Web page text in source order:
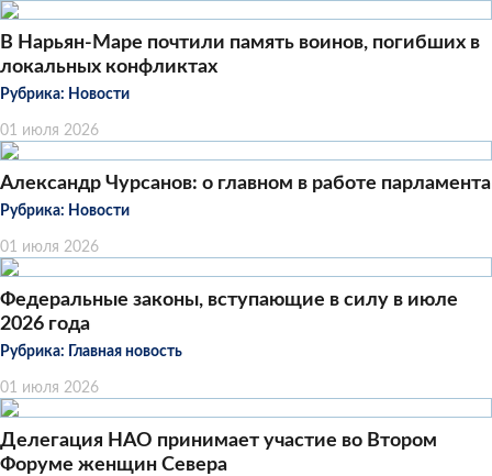
В Нарьян-Маре почтили память воинов, погибших в
локальных конфликтах
Рубрика: Новости
01 июля 2026
Александр Чурсанов: о главном в работе парламента
Рубрика: Новости
01 июля 2026
Федеральные законы, вступающие в силу в июле
2026 года
Рубрика: Главная новость
01 июля 2026
Делегация НАО принимает участие во Втором
Форуме женщин Севера